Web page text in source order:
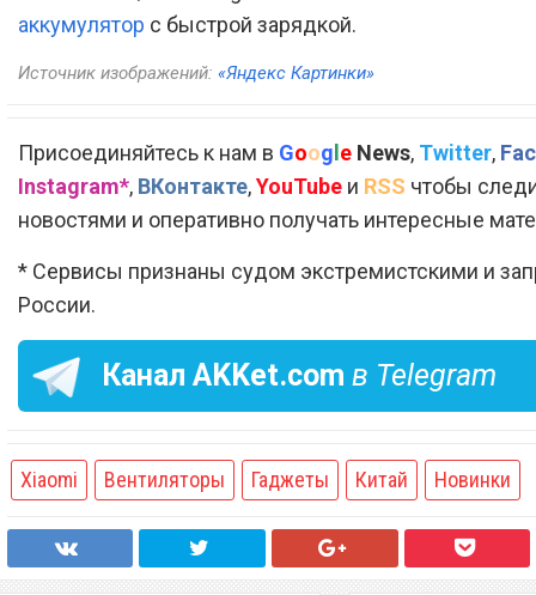
аккумулятор с быстрой зарядкой.
Источник изображений: «Яндекс Картинки»
Присоединяйтесь к нам в Goog e News, Twitter,
Instagram*, ВКонтакте,YouTube и RSS чтобы
новостями и оперативно получать интересные
* Сервисы признаны судом экстремистскими и
России.
Канал AKKet.com в Telegram
Xiaomi Вентиляторы Гаджеты Китай Новинки